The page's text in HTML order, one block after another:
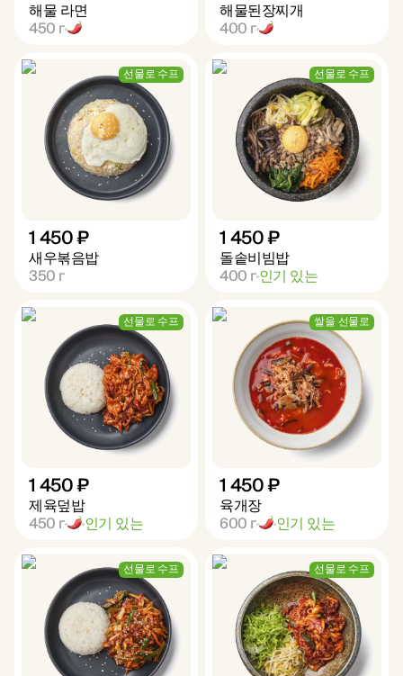
해물 라면
450г
해물된장찌개
400г
선물로 수프
1 450 ₽
새우볶음밥
350г
선물로 수프
1 450 ₽
돌솥비빔밥
400г인기 있는
선물로 수프
1 450 ₽
제육덮밥
450г 인기 있는
쌀을 선물로
1 450 ₽
육개장
600г 인기 있는
선물로 수프 선물로 수프